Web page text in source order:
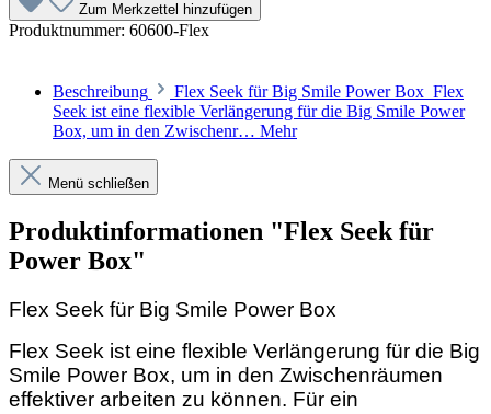
Zum Merkzettel hinzufügen
Produktnummer: 60600-Flex
Beschreibung
Flex Seek für Big Smile Power Box Flex
Seek ist eine flexible Verlängerung für die Big Smile Power
Box, um in den Zwischenr… Mehr
Menü schließen
Produktinformationen "Flex Seek für
Power Box"
Flex Seek für Big Smile Power Box
Flex Seek ist eine flexible Verlängerung für die Big
Smile Power Box, um in den Zwischenräumen
effektiver arbeiten zu können. Für ein